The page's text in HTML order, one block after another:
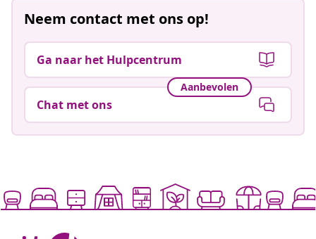
Neem contact met ons op!
Ga naar het Hulpcentrum
Aanbevolen
Chat met ons